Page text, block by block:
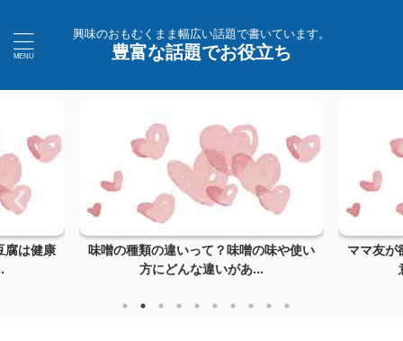
興味のおもむくまま幅広い話題で書いています。
豊富な話題でお役立ち
腐は健康
味噌の種類の違いって？味噌の味や使い
方にどんな違いがあ...
ママ友が